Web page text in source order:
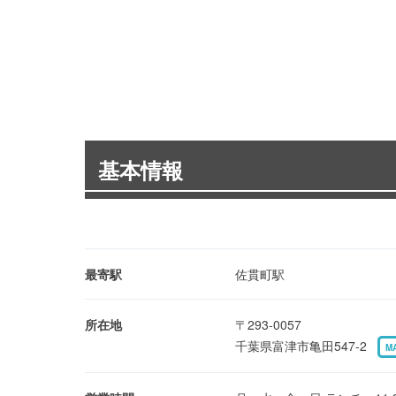
基本情報
最寄駅 佐貫町駅
所在地
〒293-0057
千葉県富津市亀田547-2